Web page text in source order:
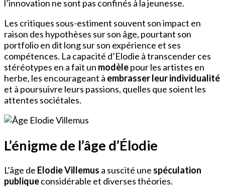
l’innovation ne sont pas confinés à la jeunesse.
Les critiques sous-estiment souvent son impact en
raison des hypothèses sur son âge, pourtant son
portfolio en dit long sur son expérience et ses
compétences. La capacité d’Elodie à transcender ces
stéréotypes en a fait un modèlepour les artistes en
herbe, les encourageant à embrasser leur individualité
et à poursuivre leurs passions, quelles que soient les
attentes sociétales.
L’énigme de l’âge d’Élodie
L’âge de Elodie Villemus a suscité une spéculation
publiqueconsidérable et diverses théories.